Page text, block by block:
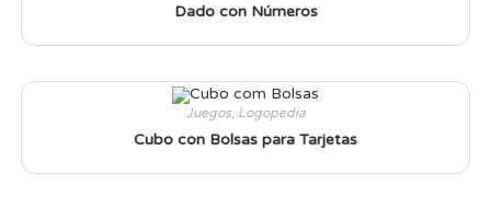
Dado con Números
Juegos, Logopedia
Cubo con Bolsas para Tarjetas